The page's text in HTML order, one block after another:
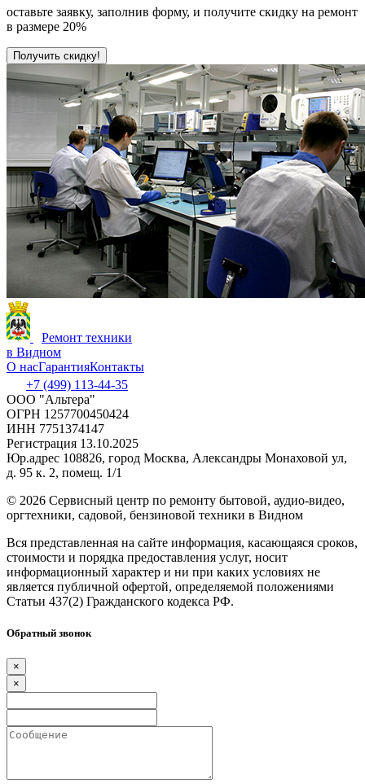
оставьте заявку, заполнив форму, и получите скидку на ремонт
в размере 20%
Получить скидку!
Ремонт техники
в Видном
О насГарантияКонтакты
+7 (499) 113-44-35
ООО "Альтера"
ОГРН 1257700450424
ИНН 7751374147
Регистрация 13.10.2025
Юр.адрес 108826, город Москва, Александры Монаховой ул,
д. 95 к. 2, помещ. 1/1
© 2026 Сервисный центр по ремонту бытовой, аудио-видео,
оргтехники, садовой, бензиновой техники в Видном
Вся представленная на сайте информация, касающаяся сроков,
стоимости и порядка предоставления услуг, носит
информационный характер и ни при каких условиях не
является публичной офертой, определяемой положениями
Статьи 437(2) Гражданского кодекса РФ.
Обратный звонок
×
×